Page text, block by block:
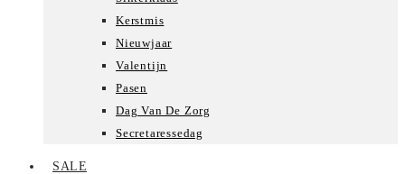
Kerstmis
Nieuwjaar
Valentijn
Pasen
Dag Van De Zorg
Secretaressedag
SALE